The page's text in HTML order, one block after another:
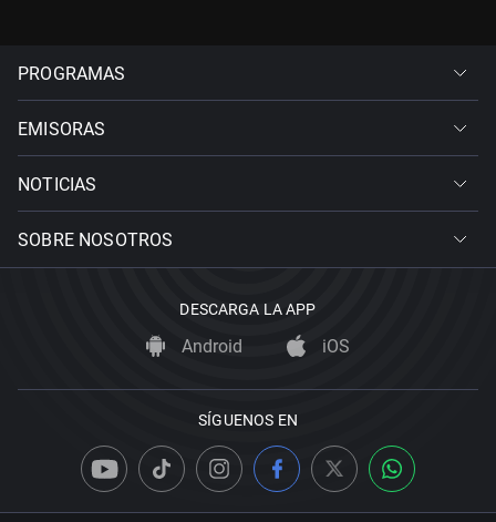
PROGRAMAS
EMISORAS
NOTICIAS
SOBRE NOSOTROS
DESCARGA LA APP
Android iOS
SÍGUENOS EN